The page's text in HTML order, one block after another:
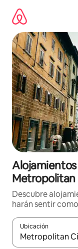
contenido
Metropolitan
Descubre
harán sentir
Ubicación
Cuando los